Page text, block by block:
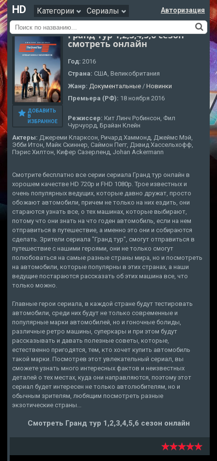
HD Категории Сериалы Авторизация
ДОБАВИТЬ
В
ИЗБРАННОЕ
Гранд тур 1,2,3,4,5,6 сезон
смотреть онлайн
Год: 2016
Страна: США, Великобритания
Жанр: Документальные / Новинки
Премьера (РФ): 18 ноября 2016
Режиссер: Кит Линч Робинсон, Фил
Чурчуорд, Брайан Клейн
Актеры: Джереми Кларксон, Ричард Хаммонд, Джеймс Мэй,
Эбби Итон, Майк Скиннер, Саймон Пегг, Дэвид Хассельхофф,
Пэрис Хилтон, Кифер Сазерленд, Johan Ackermann
Смотрите бесплатно все серии сериала Гранд тур онлайн в
хорошем качестве HD 720p и FHD 1080p. Трое известных и
очень популярных ведущих, которые давно дружат, просто
обожают автомобили, причем не только на них ездить, они
стараются узнать все, о тех машинах, которые выбирают,
потому что они знать на что годен автомобиль, если на нем
отправиться в путешествие, а именно это они и собираются
сделать. Зрители сериала "Гранд тур", смогут отправиться в
путешествие с нашими героями, они не только смогут
полюбоваться на самые разные страны мира, но и посмотреть
на автомобили, которые популярны в этих странах, а наши
ведущие постараются рассказать об этих машина все, что
только можно.
Главные герои сериала, в каждой стране будут тестировать
автомобили, среди них будут не только современные и
популярные марки автомобилей, но и гоночные болиды,
различные ретро машины, суперкары и при этом будут
рассказывать и давать полезные советы, которые,
естественно пригодятся, тем, кто хочет купить автомобиль
такой марки. Посмотрев этот увлекательный сериал, вы
сможете узнать много интересных фактов и неизвестных
деталей о тех местах, куда они направляются, поэтому этот
сериал будет интересен не только автолюбителям, но и
обычным зрителям, любящим посмотреть разные
экзотические страны...
Смотреть Гранд тур 1,2,3,4,5,6 сезон онлайн